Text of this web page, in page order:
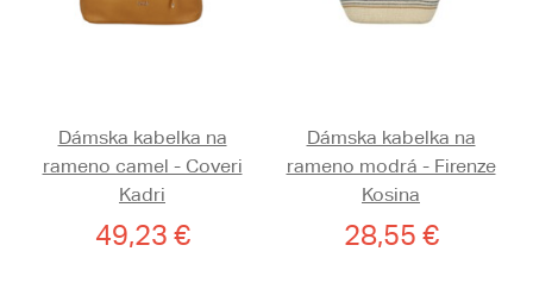
Dámska kabelka na
rameno camel - Coveri
Kadri
49,23 €
Dámska kabelka na
rameno modrá - Firenze
Kosina
28,55 €